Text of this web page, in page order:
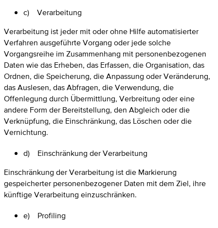
c) Verarbeitung
Verarbeitung ist jeder mit oder ohne Hilfe automatisierter
Verfahren ausgeführte Vorgang oder jede solche
Vorgangsreihe im Zusammenhang mit personenbezogenen
Daten wie das Erheben, das Erfassen, die Organisation, das
Ordnen, die Speicherung, die Anpassung oder Veränderung,
das Auslesen, das Abfragen, die Verwendung, die
Offenlegung durch Übermittlung, Verbreitung oder eine
andere Form der Bereitstellung, den Abgleich oder die
Verknüpfung, die Einschränkung, das Löschen oder die
Vernichtung.
d) Einschränkung der Verarbeitung
Einschränkung der Verarbeitung ist die Markierung
gespeicherter personenbezogener Daten mit dem Ziel, ihre
künftige Verarbeitung einzuschränken.
e) Profiling